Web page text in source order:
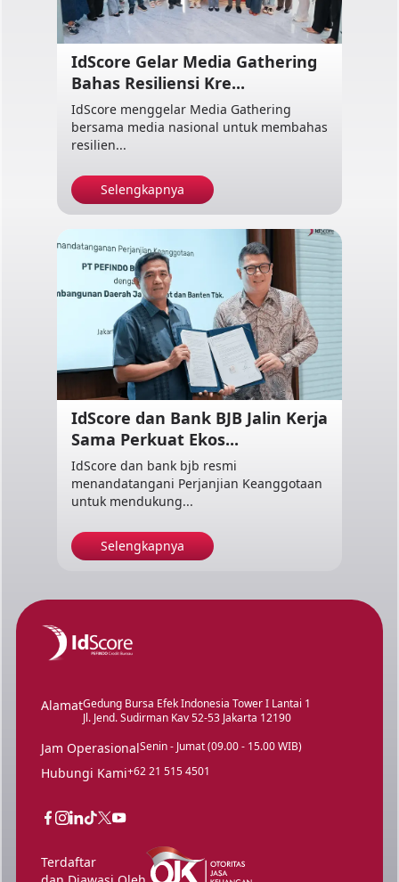
IdScore Gelar Media Gathering
Bahas Resiliensi Kre...
IdScore menggelar Media Gathering
bersama media nasional untuk membahas
resilien...
Selengkapnya
IdScore dan Bank BJB Jalin Kerja
Sama Perkuat Ekos...
IdScore dan bank bjb resmi
menandatangani Perjanjian Keanggotaan
untuk mendukung...
Selengkapnya
AlamatGedung Bursa Efek Indonesia Tower I Lantai 1
Jl. Jend. Sudirman Kav 52-53 Jakarta 12190
Jam OperasionalSenin - Jumat (09.00 - 15.00 WIB)
Hubungi Kami+62 21 515 4501
Terdaftar